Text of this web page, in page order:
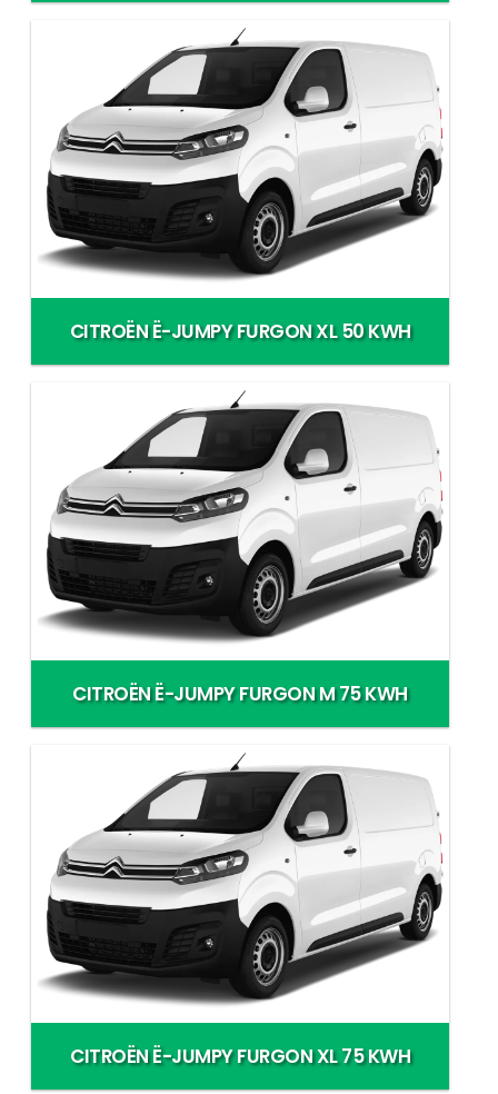
CITROËN Ë-JUMPY FURGON XL 50 KWH
CITROËN Ë-JUMPY FURGON M 75 KWH
CITROËN Ë-JUMPY FURGON XL 75 KWH